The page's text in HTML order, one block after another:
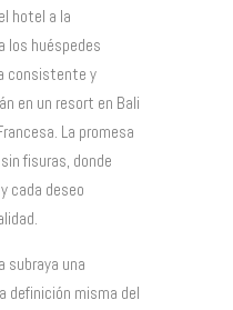
hotel a la
los huéspedes
consistente y
en un resort en Bali
La promesa
fisuras, donde
cada deseo
subraya una
definición misma del